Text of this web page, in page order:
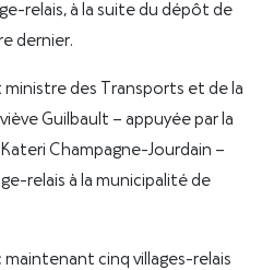
relais, à la suite du dépôt de
dernier.
des Transports et de la
Guilbault – appuyée par la
Champagne-Jourdain –
relais à la municipalité de
cinq villages-relais